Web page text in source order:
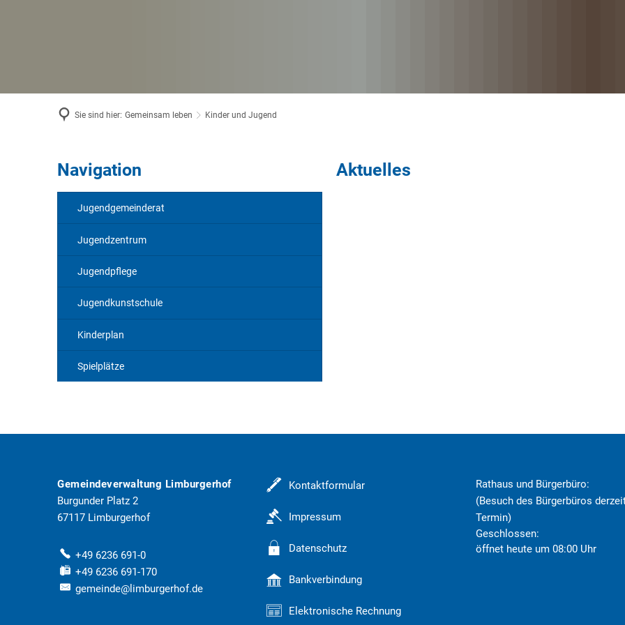
Sie sind hier: Gemeinsam leben Kinder und Jugend
Kinder
Jugend
Aktuelles
Navigation
Jugendgemeinderat
Jugendzentrum
Jugendpflege
Jugendkunstschule
Kinderplan
Spielplätze
Gemeindeverwaltung Limburgerhof
Burgunder Platz 2
67117 Limburgerhof
+49 6236 691-0
+49 6236 691-170
gemeinde@limburgerhof.de
Kontaktformular
Impressum
Datenschutz
Bankverbindung
Elektronische Rechnung
Rathaus und Bürgerbüro:
(Besuch des Bürgerbüros
Termin)
Klicken, um weitere Öffnungs-
Geschlossen:
öffnet heute um 08:00 Uhr